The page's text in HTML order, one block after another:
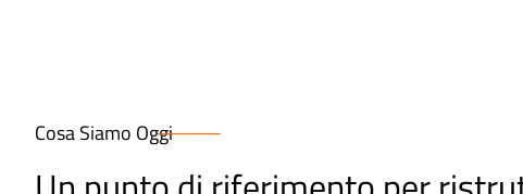
Cosa Siamo Oggi